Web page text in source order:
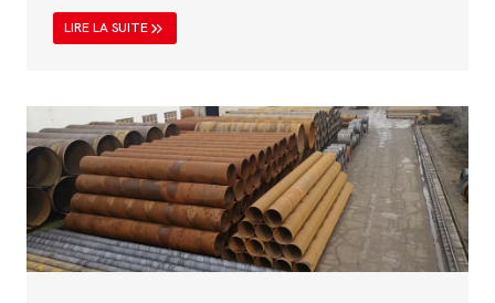
CSA Z245.1 est un choix de premier ordre. Cette
norme, établie par l'Association canadienne de
acier soudés en spirale répondent à des
exigences strictes en matière de mécanique, de
chimie et de performance pour le pétrole et le
gaz, le transport de l'eau et la construction de
routes ;
LIRE LA SUITE